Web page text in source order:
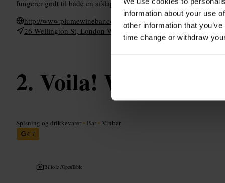
information about your use
other information that
time change or withdraw
fungerer godt til både en afslappet drink og en kortere aften ude.
http://www.plumewinebar.com/menu
26 Wellington St, London WC2E 7DD, UK
Voila! Wine Bar
Spisning og drikkevarer • Bar • Vinbar
4,7
Billede /OpenTable